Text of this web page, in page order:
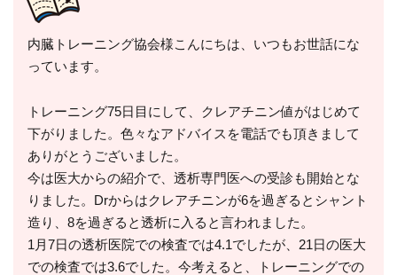
内臓トレーニング協会様こんにちは、いつもお世話にな
っています。
トレーニング75日目にして、クレアチニン値がはじめて
下がりました。色々なアドバイスを電話でも頂きまして
ありがとうございました。
今は医大からの紹介で、透析専門医への受診も開始とな
りました。Drからはクレアチニンが6を過ぎるとシャント
造り、8を過ぎると透析に入ると言われました。
1月7日の透析医院での検査では4.1でしたが、21日の医大
での検査では3.6でした。今考えると、トレーニングでの